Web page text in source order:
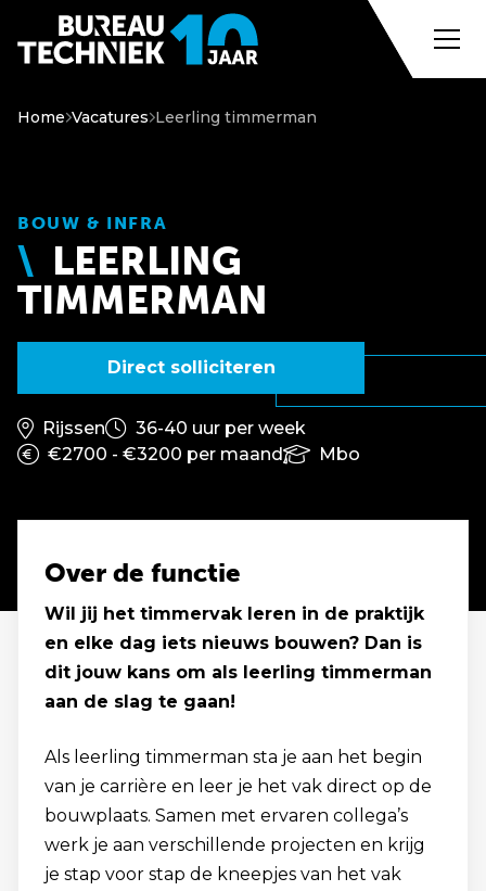
Home Vacatures Leerling timmerman
BOUW & INFRA
LEERLING
TIMMERMAN
Direct solliciteren
Rijssen
36-40 uur per week
€2700 - €3200 per maand
Mbo
Over de functie
Wil jij het timmervak leren in de praktijk
en elke dag iets nieuws bouwen? Dan is
dit jouw kans om als leerling timmerman
aan de slag te gaan!
Als leerling timmerman sta je aan het begin
van je carrière en leer je het vak direct op de
bouwplaats. Samen met ervaren collega’s
werk je aan verschillende projecten en krijg
je stap voor stap de kneepjes van het vak